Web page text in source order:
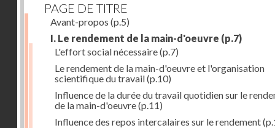
PAGE DE TITRE
Avant-propos (p.5)
I. Le rendement de la main-d'oeuvre (p.7)
L'effort social nécessaire(p.7)
Le rendement de la main-d'oeuvre et l'organisation
scientifique du travail(p.10)
Influence de la durée du travail quotidien sur le
de la main-d'oeuvre(p.11)
Influence des repos intercalaires sur le rendement